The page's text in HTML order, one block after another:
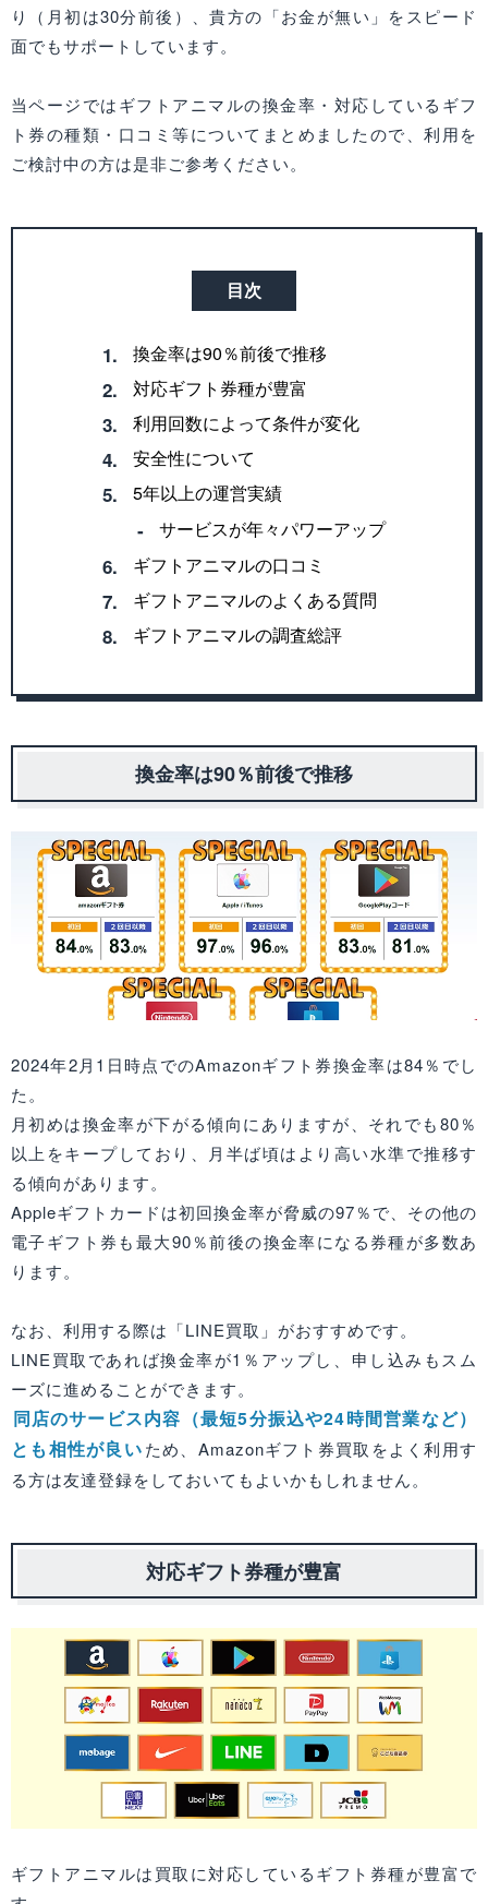
り（月初は30分前後）、貴方の「お金が無い」をスピード
面でもサポートしています。
当ページではギフトアニマルの換金率・対応しているギフ
ト券の種類・口コミ等についてまとめましたので、利用を
ご検討中の方は是非ご参考ください。
目次
1. 換金率は90％前後で推移
2. 対応ギフト券種が豊富
3. 利用回数によって条件が変化
4. 安全性について
5. 5年以上の運営実績
‐ サービスが年々パワーアップ
6. ギフトアニマルの口コミ
7. ギフトアニマルのよくある質問
8. ギフトアニマルの調査総評
換金率は90％前後で推移
2024年2月1日時点でのAmazonギフト券換金率は84％でし
た。
月初めは換金率が下がる傾向にありますが、それでも80％
以上をキープしており、月半ば頃はより高い水準で推移す
る傾向があります。
Appleギフトカードは初回換金率が脅威の97％で、その他の
電子ギフト券も最大90％前後の換金率になる券種が多数あ
ります。
なお、利用する際は「LINE買取」がおすすめです。
LINE買取であれば換金率が1％アップし、申し込みもスム
ーズに進めることができます。
同店のサービス内容（最短5分振込や24時間営業など）
とも相性が良いため、Amazonギフト券買取をよく利用す
る方は友達登録をしておいてもよいかもしれません。
対応ギフト券種が豊富
ギフトアニマルは買取に対応しているギフト券種が豊富で